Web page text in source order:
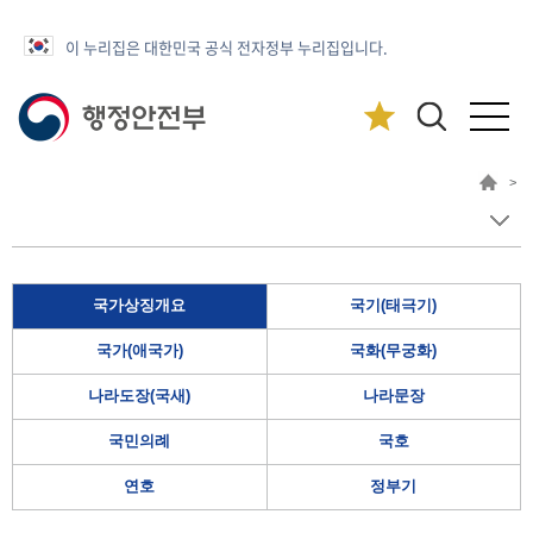
이 누리집은 대한민국 공식 전자정부 누리집입니다.
>
국가상징개요 국기(태극기)
국가(애국가) 국화(무궁화)
나라도장(국새) 나라문장
국민의례 국호
연호 정부기